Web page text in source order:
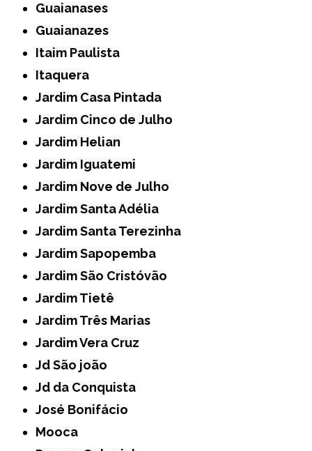
Guaianases
Guaianazes
Itaim Paulista
Itaquera
Jardim Casa Pintada
Jardim Cinco de Julho
Jardim Helian
Jardim Iguatemi
Jardim Nove de Julho
Jardim Santa Adélia
Jardim Santa Terezinha
Jardim Sapopemba
Jardim São Cristóvão
Jardim Tietê
Jardim Três Marias
Jardim Vera Cruz
Jd São joão
Jd da Conquista
José Bonifácio
Mooca